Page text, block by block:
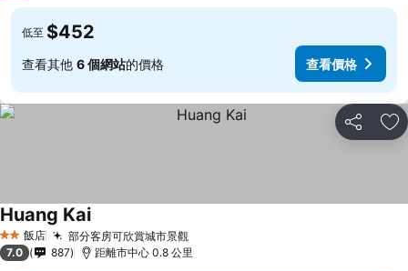
低至 $452
查看其他 6 個網站的價格 查看價格
分享 加
2 星級飯店 部分客房可欣賞城市景觀查看價格
Huang Kai查看價格
7.0 887 距離市中心 0.8 公里